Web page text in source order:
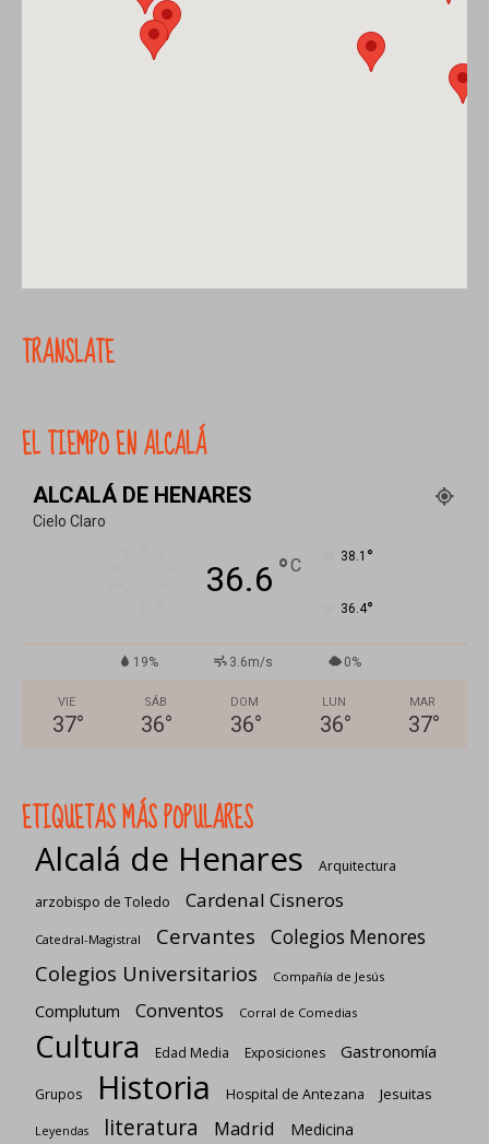
TRANSLATE
EL TIEMPO EN ALCALÁ
ALCALÁ DE HENARES
Cielo Claro
36.6 °C 38.1 °
36.4°
19% 3.6m/s 0%
VIE
37°
SÁB
36°
DOM
36°
LUN
36°
MAR
37°
ETIQUETAS MÁS POPULARES
Alcalá de Henares
Arquitectura
arzobispo de Toledo
Cardenal Cisneros
Catedral-Magistral Cervantes Colegios Menores
Colegios Universitarios Compañía de Jesús
Complutum Conventos Corral de Comedias
Cultura Edad Media Exposiciones Gastronomía
Grupos Historia Hospital de Antezana Jesuitas
Leyendas literatura Madrid Medicina